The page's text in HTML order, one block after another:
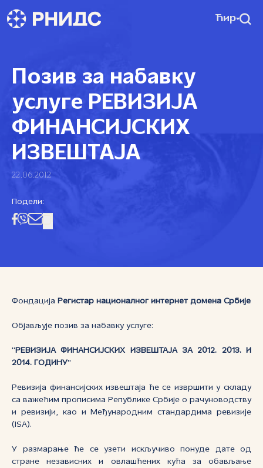
Ћир
Позив за набавку
услуге РЕВИЗИЈА
ФИНАНСИЈСКИХ
ИЗВЕШТАЈА
22.06.2012
Подели:
Фондација Регистар националног интернет домена Србијe
Објављује позив за набавку услуге:
'' РЕВИЗИЈА ФИНАНСИЈСКИХ ИЗВЕШТАЈА ЗА 2012. 2013. И
2014. ГОДИНУ''
Ревизија финансијских извештаја ће се извршити у складу
са важећим прописима Републике Србије о рачуноводству
и ревизији, као и Међународним стандардима ревизије
(ISA).
У размарање ће се узети искључиво понуде дате од
стране независних и овлашћених кућа за обављање